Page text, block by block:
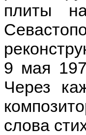
плиты
9 мая
Через
слова